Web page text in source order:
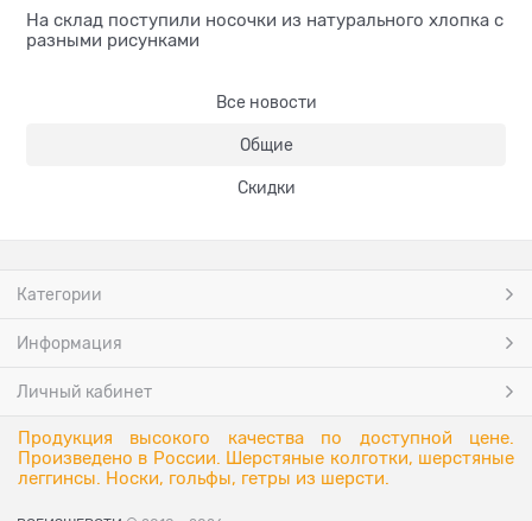
На склад поступили носочки из натурального хлопка с
разными рисунками
Все новости
Общие
Скидки
Категории
Информация
Личный кабинет
Продукция высокого качества по доступной цене.
Произведено в России. Шерстяные колготки, шерстяные
леггинсы. Носки, гольфы, гетры из шерсти.